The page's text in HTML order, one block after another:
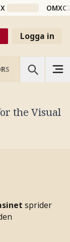
Logga in
VETENSKAP
the Visual
sprider